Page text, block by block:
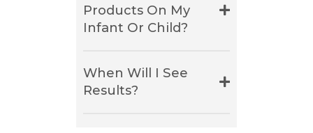
Products On My
Infant Or Child?
When Will I See
Results?